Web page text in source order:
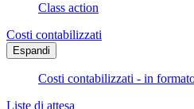
Class action
Costi contabilizzati
Espandi
Costi contabilizzati - in
Liste di attesa